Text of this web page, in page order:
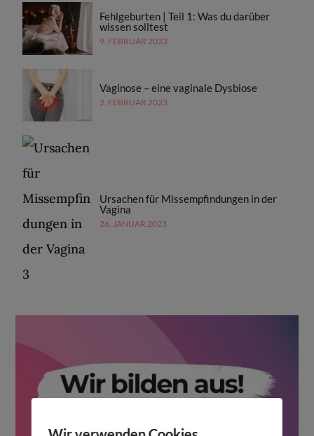
Fehlgeburten | Teil 1: Was du darüber
wissen solltest
9. FEBRUAR 2023
Vaginose – eine vaginale Dysbiose
2. FEBRUAR 2023
Ursachen für Missempfindungen in der
Vagina
26. JANUAR 2023